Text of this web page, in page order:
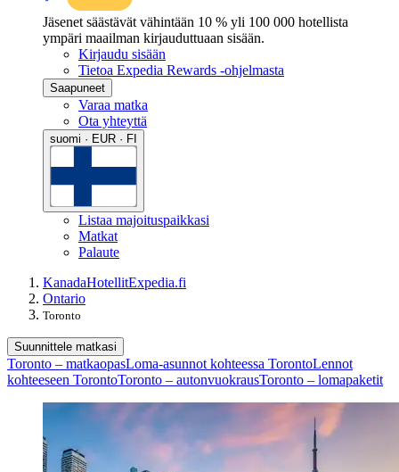
Jäsenet säästävät vähintään 10 % yli 100 000 hotellista
ympäri maailman kirjauduttuaan sisään.
Kirjaudu sisään
Tietoa Expedia Rewards -ohjelmasta
Saapuneet
Varaa matka
Ota yhteyttä
suomi · EUR · FI
Listaa majoituspaikkasi
Matkat
Palaute
KanadaHotellitExpedia.fi
Ontario
Toronto
Suunnittele matkasi
Toronto – matkaopasLoma-asunnot kohteessa TorontoLennot
kohteeseen TorontoToronto – autonvuokrausToronto – lomapaketit